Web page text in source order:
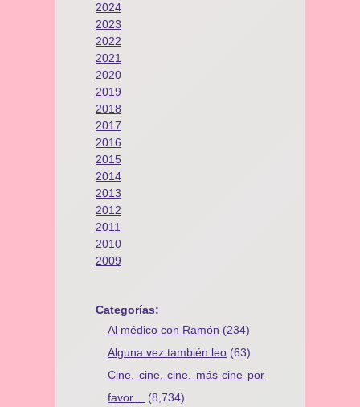
2024
2023
2022
2021
2020
2019
2018
2017
2016
2015
2014
2013
2012
2011
2010
2009
Categorías:
Al médico con Ramón (234)
Alguna vez también leo (63)
Cine, cine, cine, más cine por
favor…
(8,734)